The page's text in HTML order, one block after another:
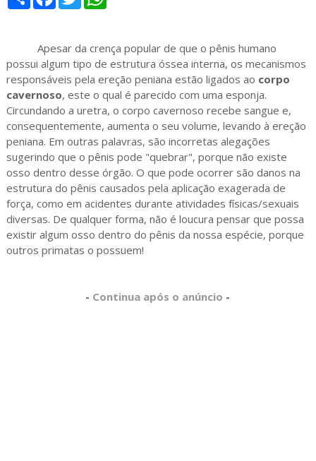
h
a
o
o
k
w
e
r
h
A
p
p
Apesar da crença popular de que o pênis humano
possui algum tipo de estrutura óssea interna, os mecanismos
responsáveis pela ereção peniana estão ligados ao corpo
cavernoso, este o qual é parecido com uma esponja.
Circundando a uretra, o corpo cavernoso recebe sangue e,
consequentemente, aumenta o seu volume, levando à ereção
peniana. Em outras palavras, são incorretas alegações
sugerindo que o pênis pode "quebrar", porque não existe
osso dentro desse órgão. O que pode ocorrer são danos na
estrutura do pênis causados pela aplicação exagerada de
força, como em acidentes durante atividades físicas/sexuais
diversas. De qualquer forma, não é loucura pensar que possa
existir algum osso dentro do pênis da nossa espécie, porque
outros primatas o possuem!
- Continua após o anúncio -